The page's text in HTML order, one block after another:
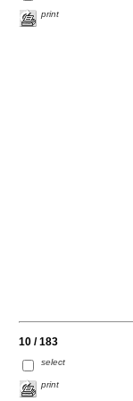
print
10 / 183
select
print